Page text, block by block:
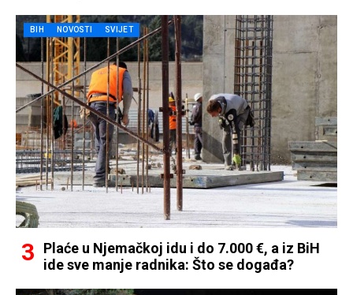
BIH NOVOSTI SVIJET
Plaće u Njemačkoj idu i do 7.000 €, a iz BiH
ide sve manje radnika: Što se događa?